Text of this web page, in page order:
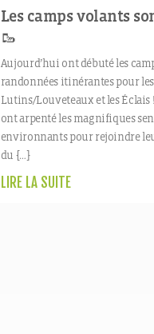
Les camps volants
🥾
Aujourd’hui ont débuté les
randonnées itinérantes pour les
Lutins/Louveteaux et les Éclais
ont arpenté les magnifiques
environnants pour rejoindre
du […]
LIRE LA SUITE